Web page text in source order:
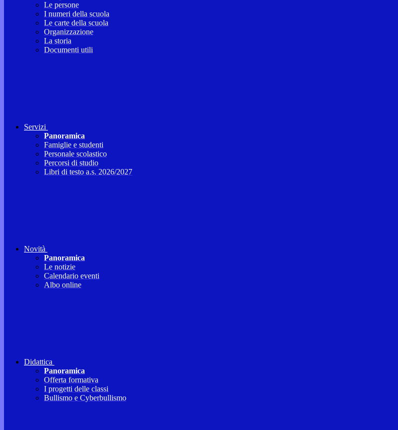
Le persone
I numeri della scuola
Le carte della scuola
Organizzazione
La storia
Documenti utili
Servizi
Panoramica
Famiglie e studenti
Personale scolastico
Percorsi di studio
Libri di testo a.s. 2026/2027
Novità
Panoramica
Le notizie
Calendario eventi
Albo online
Didattica
Panoramica
Offerta formativa
I progetti delle classi
Bullismo e Cyberbullismo